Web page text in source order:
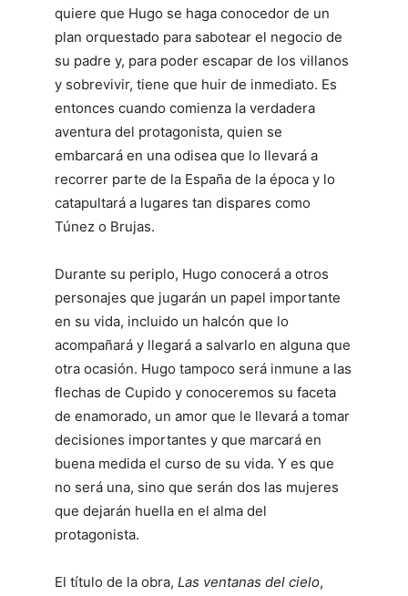
quiere que Hugo se haga conocedor de un
plan orquestado para sabotear el negocio de
su padre y, para poder escapar de los villanos
y sobrevivir, tiene que huir de inmediato. Es
entonces cuando comienza la verdadera
aventura del protagonista, quien se
embarcará en una odisea que lo llevará a
recorrer parte de la España de la época y lo
catapultará a lugares tan dispares como
Túnez o Brujas.
Durante su periplo, Hugo conocerá a otros
personajes que jugarán un papel importante
en su vida, incluido un halcón que lo
acompañará y llegará a salvarlo en alguna que
otra ocasión. Hugo tampoco será inmune a las
flechas de Cupido y conoceremos su faceta
de enamorado, un amor que le llevará a tomar
decisiones importantes y que marcará en
buena medida el curso de su vida. Y es que
no será una, sino que serán dos las mujeres
que dejarán huella en el alma del
protagonista.
El título de la obra, Las ventanas del cielo,